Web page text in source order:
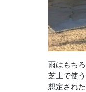
雨はもち
芝上で使
想定され